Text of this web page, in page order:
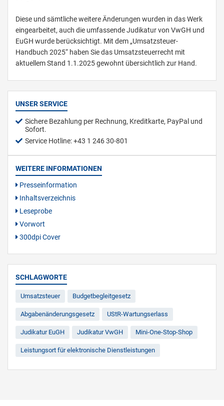
Diese und sämtliche weitere Änderungen wurden in das Werk
eingearbeitet, auch die umfassende Judikatur von VwGH und
EuGH wurde berücksichtigt. Mit dem „Umsatzsteuer-
Handbuch 2025“ haben Sie das Umsatzsteuerrecht mit
aktuellem Stand 1.1.2025 gewohnt übersichtlich zur Hand.
UNSER SERVICE
Sichere Bezahlung per Rechnung, Kreditkarte, PayPal und
Sofort.
Service Hotline: +43 1 246 30-801
WEITERE INFORMATIONEN
Presseinformation
Inhaltsverzeichnis
Leseprobe
Vorwort
300dpi Cover
SCHLAGWORTE
Umsatzsteuer Budgetbegleitgesetz
Abgabenänderungsgesetz UStR-Wartungserlass
Judikatur EuGH Judikatur VwGH Mini-One-Stop-Shop
Leistungsort für elektronische Dienstleistungen